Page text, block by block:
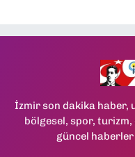
İzmir son dakika haber,
bölgesel, spor,
güncel